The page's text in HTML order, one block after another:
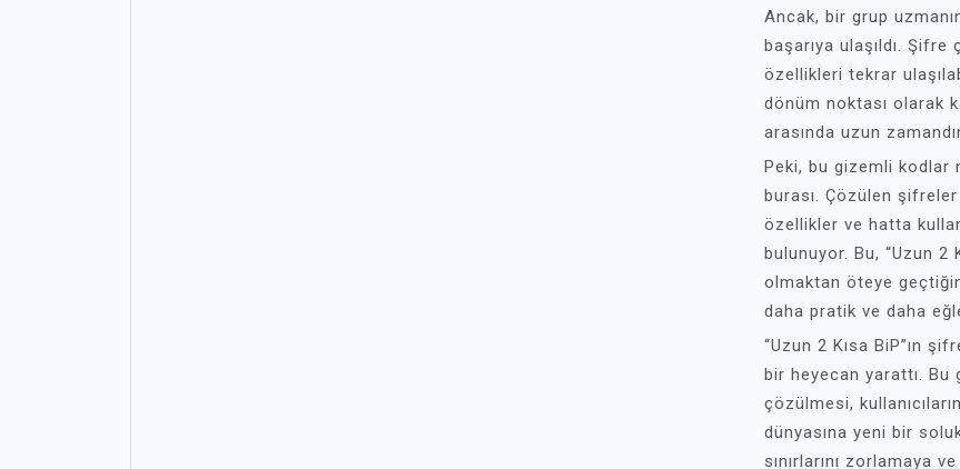
Ancak, bir grup
başarıya ulaşıldı. Şifre
özellikleri tekrar
dönüm noktası olarak
arasında uzun
Peki, bu gizemli kodlar
burası. Çözülen
özellikler ve hatta
bulunuyor. Bu, “Uzun 2
olmaktan öteye
daha pratik ve daha
“Uzun 2 Kısa BiP”ın
bir heyecan yarattı. Bu
çözülmesi,
dünyasına yeni bir
sınırlarını zorlamaya